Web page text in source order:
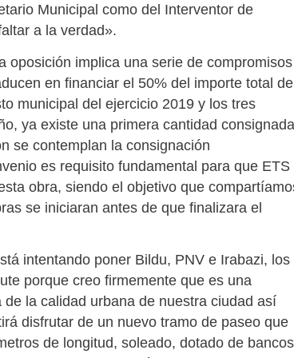
Municipal como del Interventor de
a la verdad».
oposición implica una serie de compromisos
en financiar el 50% del importe total de
municipal del ejercicio 2019 y los tres
ya existe una primera cantidad consignada
se contemplan la consignación
es requisito fundamental para que ETS
obra, siendo el objetivo que
se iniciaran antes de que finalizara el
intentando poner Bildu, PNV e Irabazi, los
porque creo firmemente que es una
la calidad urbana de nuestra ciudad así
disfrutar de un nuevo tramo de paseo que
de longitud, soleado, dotado de